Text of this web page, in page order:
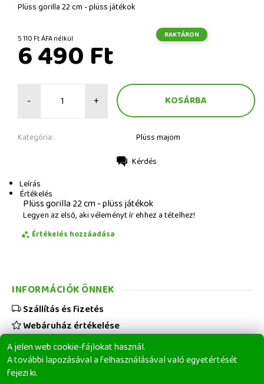
Plüss gorilla 22 cm - plüss játékok
5 110 Ft ÁFA nélkül RAKTÁRON
6 490 Ft
- +
Kategória: Plüss majom
Kérdés
Leírás
Értékelés
Plüss gorilla 22 cm - plüss játékok
Legyen az első, aki véleményt ír ehhez a tételhez!
Értékelés hozzáadása
A jelen web cookie-fájlokat használ.
A további lapozásával a felhasználásával való egyetértését
fejezi ki.
INFORMÁCIÓK ÖNNEK
Szállítás és fizetés
Webáruház értékelése
Viszonteladóknak
Üzleti feltételek
Elérhetőségeink